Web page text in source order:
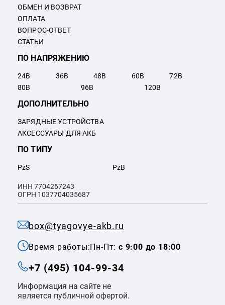
box@tyagovye-akb.ru
Время работы:Пн-Пт:с 9:00 до 18:00
+7 (495) 104-99-34
Информация на сайте не
является публичной офертой.
ОБМЕН И ВОЗВРАТ
ОПЛАТА
ВОПРОС-ОТВЕТ
СТАТЬИ
ПО НАПРЯЖЕНИЮ
24В 36В 48В 60В 72В
80В 96В 120В
ПО ТИПУ
PzS PzB
ДОПОЛНИТЕЛЬНО
ЗАРЯДНЫЕ УСТРОЙСТВА
АКСЕССУАРЫ ДЛЯ АКБ
ИНН 7704267243
ОГРН 1037704035687